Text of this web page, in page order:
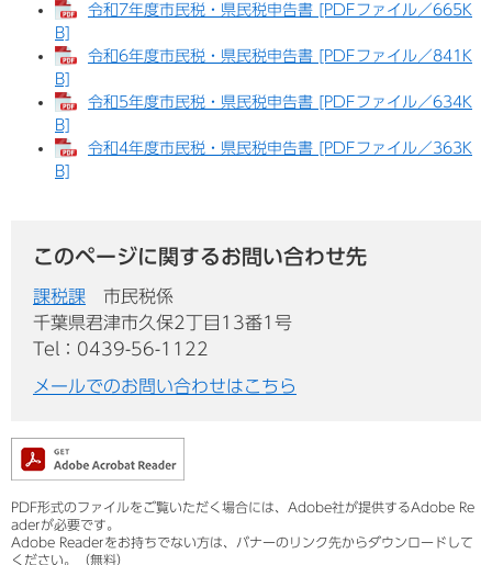
令和7年度市民税・県民税申告書 [PDFファイル／665K
B]
令和6年度市民税・県民税申告書 [PDFファイル／841K
B]
令和5年度市民税・県民税申告書 [PDFファイル／634K
B]
令和4年度市民税・県民税申告書 [PDFファイル／363K
B]
このページに関するお問い合わせ先
課税課
市民税係
千葉県君津市久保2丁目13番1号
Tel：0439-56-1122
メールでのお問い合わせはこちら
PDF形式のファイルをご覧いただく場合には、Adobe社が提供するAdobe Re
aderが必要です。
Adobe Readerをお持ちでない方は、バナーのリンク先からダウンロードして
ください。（無料）